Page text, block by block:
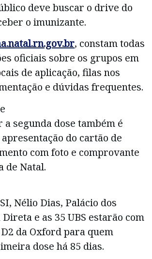
deve buscar o drive do
o imunizante.
, constam todas
oficiais sobre os grupos em
de aplicação, filas nos
e dúvidas frequentes.
a segunda dose também é
do cartão de
com foto e comprovante
de Natal.
Nélio Dias, Palácio dos
e as 35 UBS estarão com
da Oxford para quem
dose há 85 dias.